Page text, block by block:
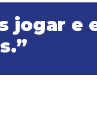
jogar e